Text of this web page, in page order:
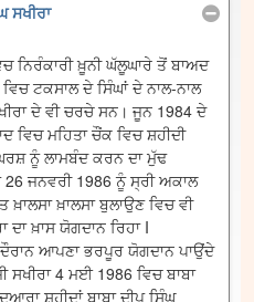
ਸਖੀਰਾ
ਨਿਰੰਕਾਰੀ ਖ਼ੂਨੀ ਘੱਲੂਘਾਰੇ ਤੋਂ ਬਾਅਦ
ਟਕਸਾਲ ਦੇ ਸਿੰਘਾਂ ਦੇ ਨਾਲ-ਨਾਲ
ਦੇ ਵੀ ਚਰਚੇ ਸਨ। ਜੂਨ 1984 ਦੇ
ਵਿਚ ਮਹਿਤਾ ਚੌਂਕ ਵਿਚ ਸ਼ਹੀਦੀ
ਨੂੰ ਲਾਮਬੰਦ ਕਰਨ ਦਾ ਮੁੱਢ
ਜਨਵਰੀ 1986 ਨੂੰ ਸ੍ਰੀ ਅਕਾਲ
ਖ਼ਾਲਸਾ ਬੁਲਾਉਣ ਵਿਚ ਵੀ
ਖ਼ਾਸ ਯੋਗਦਾਨ ਰਿਹਾ I
ਆਪਣਾ ਭਰਪੂਰ ਯੋਗਦਾਨ ਪਾਉਂਦੇ
4 ਮਈ 1986 ਵਿਚ ਬਾਬਾ
ਸ਼ਹੀਦਾਂ ਬਾਬਾ ਦੀਪ ਸਿੰਘ